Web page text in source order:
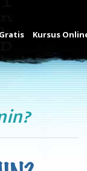
Kursus